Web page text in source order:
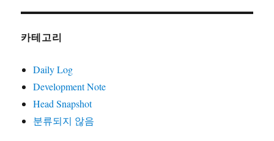
카테고리
Daily Log
Development Note
Head Snapshot
분류되지 않음